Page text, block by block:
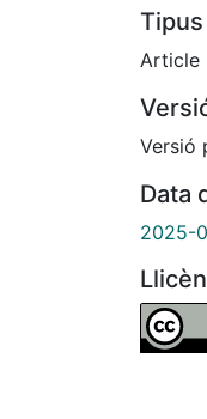
Article
Versió
Data
2025-